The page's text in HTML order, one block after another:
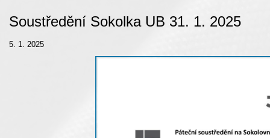
Soustředění Sokolka UB 31. 1. 2025
5. 1. 2025